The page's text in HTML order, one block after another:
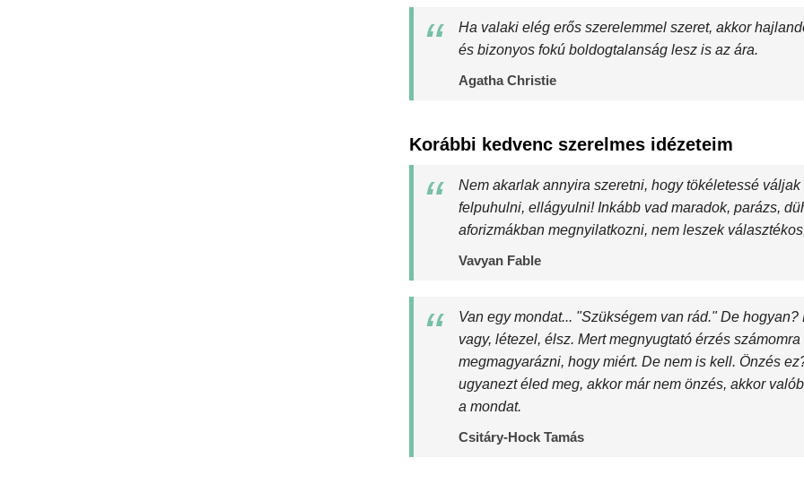
Ha valaki elég erős szerelemmel szeret, akkor
és bizonyos fokú boldogtalanság lesz is az ára.
Agatha Christie
Korábbi kedvenc szerelmes idézeteim
Nem akarlak annyira szeretni, hogy tökéletessé
felpuhulni, ellágyulni! Inkább vad maradok, parázs,
aforizmákban megnyilatkozni, nem leszek
Vavyan Fable
Van egy mondat... "Szükségem van rád." De
vagy, létezel, élsz. Mert megnyugtató érzés
megmagyarázni, hogy miért. De nem is kell. Önzés
ugyanezt éled meg, akkor már nem önzés, akkor
a mondat.
Csitáry-Hock Tamás